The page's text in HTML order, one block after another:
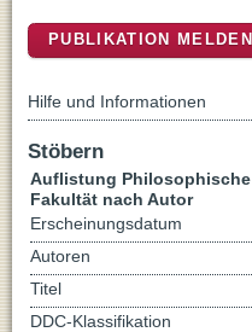
PUBLIKATION MELDEN
Hilfe und Informationen
Stöbern
Auflistung Philosophische
Fakultät nach Autor
Erscheinungsdatum
Autoren
Titel
DDC-Klassifikation